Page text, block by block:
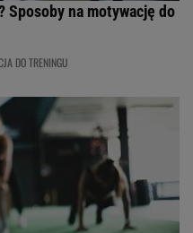
Sposoby na motywację do
DO TRENINGU